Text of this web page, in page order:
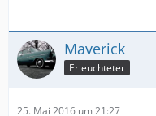
Maverick
Erleuchteter
25. Mai 2016 um 21:27